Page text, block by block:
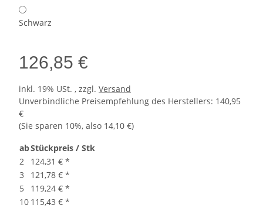
Schwarz
126,85 €
inkl. 19% USt. , zzgl. Versand
Unverbindliche Preisempfehlung des Herstellers: 140,95
€
(Sie sparen 10%, also 14,10 €)
abStückpreis / Stk
2
124,31 € *
3
121,78 € *
5
119,24 € *
10 115,43 € *